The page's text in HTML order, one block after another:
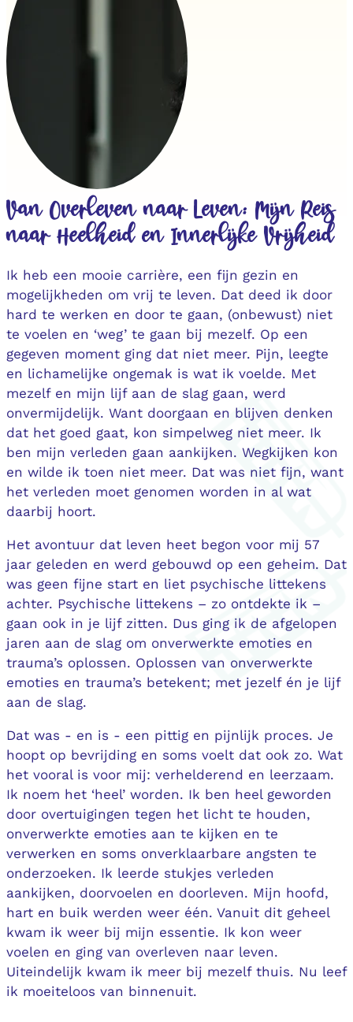
Van Overleven naar Leven: Mijn Reis
naar Heelheid en Innerlijke Vrijheid
Ik heb een mooie carrière, een fijn gezin en
mogelijkheden om vrij te leven. Dat deed ik door
hard te werken en door te gaan, (onbewust) niet
te voelen en ‘weg’ te gaan bij mezelf. Op een
gegeven moment ging dat niet meer. Pijn, leegte
en lichamelijke ongemak is wat ik voelde. Met
mezelf en mijn lijf aan de slag gaan, werd
onvermijdelijk. Want doorgaan en blijven denken
dat het goed gaat, kon simpelweg niet meer. Ik
ben mijn verleden gaan aankijken. Wegkijken kon
en wilde ik toen niet meer. Dat was niet fijn, want
het verleden moet genomen worden in al wat
daarbij hoort.
Het avontuur dat leven heet begon voor mij 57
jaar geleden en werd gebouwd op een geheim. Dat
was geen fijne start en liet psychische littekens
achter. Psychische littekens – zo ontdekte ik –
gaan ook in je lijf zitten. Dus ging ik de afgelopen
jaren aan de slag om onverwerkte emoties en
trauma’s oplossen. Oplossen van onverwerkte
emoties en trauma’s betekent; met jezelf én je lijf
aan de slag.
Dat was - en is - een pittig en pijnlijk proces. Je
hoopt op bevrijding en soms voelt dat ook zo. Wat
het vooral is voor mij: verhelderend en leerzaam.
Ik noem het ‘heel’ worden. Ik ben heel geworden
door overtuigingen tegen het licht te houden,
onverwerkte emoties aan te kijken en te
verwerken en soms onverklaarbare angsten te
onderzoeken. Ik leerde stukjes verleden
aankijken, doorvoelen en doorleven. Mijn hoofd,
hart en buik werden weer één. Vanuit dit geheel
kwam ik weer bij mijn essentie. Ik kon weer
voelen en ging van overleven naar leven.
Uiteindelijk kwam ik meer bij mezelf thuis. Nu leef
ik moeiteloos van binnenuit.